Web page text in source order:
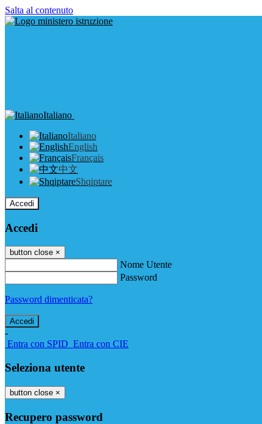
Salta al contenuto
Italiano
Italiano
English
Français
中文
Shqiptare
Accedi
Accedi
button close ×
Nome Utente
Password
Password dimenticata?
-
Entra con SPID Entra con CIE
Seleziona utente
button close ×
Recupero password